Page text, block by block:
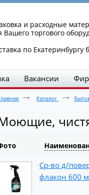
и расходные
Вашего торгового
по Екатеринбургу
Вакансии
Каталог
Ср-во д/
флакон 600